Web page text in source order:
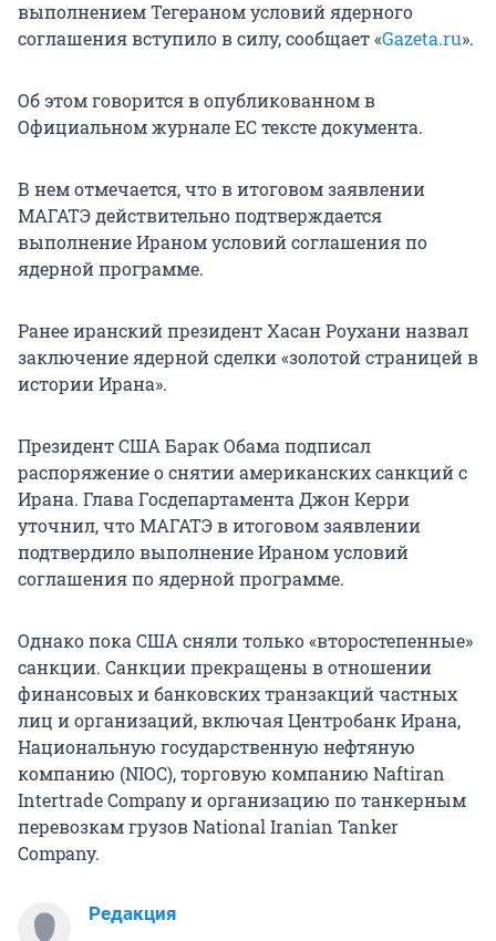
выполнением Тегераном условий ядерного
соглашения вступило в силу, сообщает «Gazeta.ru».
Об этом говорится в опубликованном в
Официальном журнале ЕС тексте документа.
В нем отмечается, что в итоговом заявлении
МАГАТЭ действительно подтверждается
выполнение Ираном условий соглашения по
ядерной программе.
Ранее иранский президент Хасан Роухани назвал
заключение ядерной сделки «золотой страницей в
истории Ирана».
Президент США Барак Обама подписал
распоряжение о снятии американских санкций с
Ирана. Глава Госдепартамента Джон Керри
уточнил, что МАГАТЭ в итоговом заявлении
подтвердило выполнение Ираном условий
соглашения по ядерной программе.
Однако пока США сняли только «второстепенные»
санкции. Санкции прекращены в отношении
финансовых и банковских транзакций частных
лиц и организаций, включая Центробанк Ирана,
Национальную государственную нефтяную
компанию (NIOC), торговую компанию Naftiran
Intertrade Company и организацию по танкерным
перевозкам грузов National Iranian Tanker
Company.
Редакция